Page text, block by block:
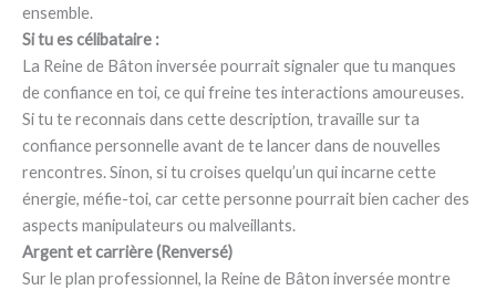
ensemble.
Si tu es célibataire :
La Reine de Bâton inversée pourrait signaler que tu manques
de confiance en toi, ce qui freine tes interactions amoureuses.
Si tu te reconnais dans cette description, travaille sur ta
confiance personnelle avant de te lancer dans de nouvelles
rencontres. Sinon, si tu croises quelqu’un qui incarne cette
énergie, méfie-toi, car cette personne pourrait bien cacher des
aspects manipulateurs ou malveillants.
Argent et carrière (Renversé)
Sur le plan professionnel, la Reine de Bâton inversée montre